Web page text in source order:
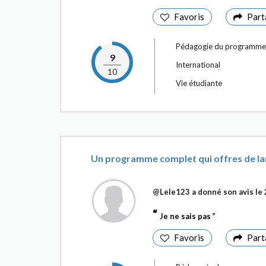
Favoris
9
10
Pédagogie du programme
International
Vie étudiante
Un programme complet qui offres de
@Lele123 a donné son avis le
Je ne sais pas
Favoris